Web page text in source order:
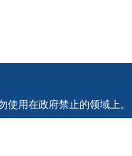
用在政府禁止的领域上。